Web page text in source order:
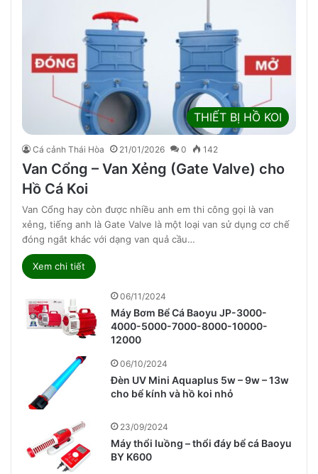
THIẾT BỊ HỒ KOI
Cá cảnh Thái Hòa 21/01/2026 0 142
Van Cổng – Van Xẻng (Gate Valve) cho
Hồ Cá Koi
Van Cổng hay còn được nhiều anh em thi công gọi là van
xẻng, tiếng anh là Gate Valve là một loại van sử dụng cơ chế
đóng ngắt khác với dạng van quả cầu…
Xem chi tiết
06/11/2024
Máy Bơm Bể Cá Baoyu JP-3000-
4000-5000-7000-8000-10000-
12000
06/10/2024
Đèn UV Mini Aquaplus 5w – 9w – 13w
cho bể kính và hồ koi nhỏ
23/09/2024
Máy thổi luồng – thổi đáy bể cá Baoyu
BY K600